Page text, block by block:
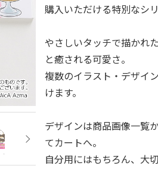
購入いただける特別なシリ
やさしいタッチで描かれ
と癒される可愛さ。
複数のイラスト・デザイ
けます。
デザインは商品画像一覧
てカートへ。
自分用にはもちろん、大